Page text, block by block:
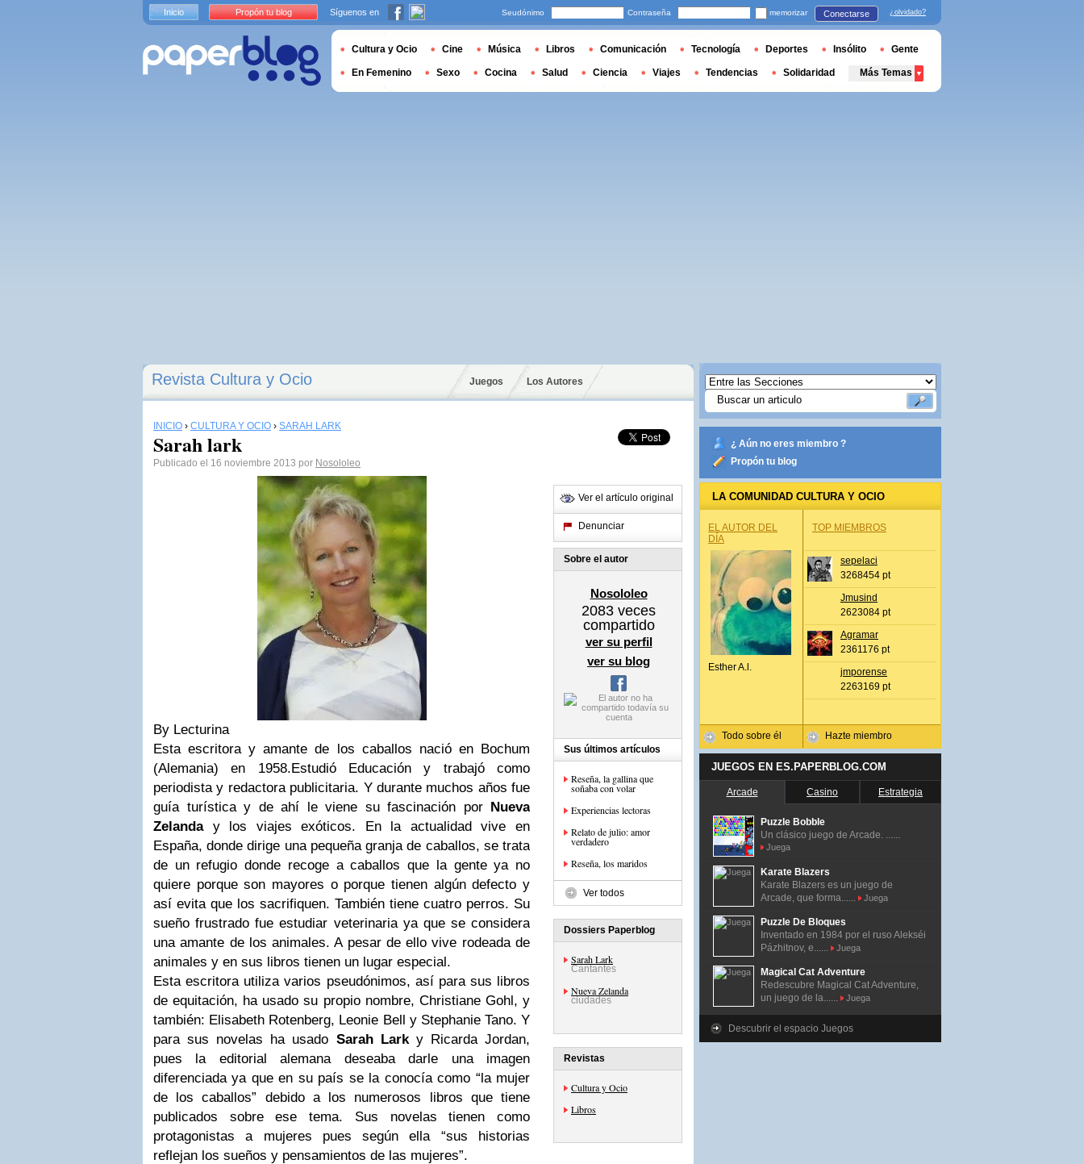
Revista Cultura y Ocio Juegos Los Autores
INICIO › CULTURA Y OCIO › SARAH LARK
Sarah lark
Publicado el 16 noviembre 2013 por Nosololeo
By Lecturina
Esta escritora y amante de los caballos nació en Bochum
(Alemania) en 1958.Estudió Educación y trabajó como
periodista y redactora publicitaria. Y durante muchos años fue
guía turística y de ahí le viene su fascinación por Nueva
Zelanday los viajes exóticos. En la actualidad vive en
España, donde dirige una pequeña granja de caballos, se trata
de un refugio donde recoge a caballos que la gente ya no
quiere porque son mayores o porque tienen algún defecto y
así evita que los sacrifiquen. También tiene cuatro perros. Su
sueño frustrado fue estudiar veterinaria ya que se considera
una amante de los animales. A pesar de ello vive rodeada de
animales y en sus libros tienen un lugar especial.
Esta escritora utiliza varios pseudónimos, así para sus libros
de equitación, ha usado su propio nombre, Christiane Gohl, y
también: Elisabeth Rotenberg, Leonie Bell y Stephanie Tano. Y
para sus novelas ha usado Sarah Larky Ricarda Jordan,
pues la editorial alemana deseaba darle una imagen
diferenciada ya que en su país se la conocía como “la mujer
de los caballos” debido a los numerosos libros que tiene
publicados sobre ese tema. Sus novelas tienen como
protagonistas a mujeres pues según ella “sus historias
reflejan los sueños y pensamientos de las mujeres”.
Ver el artículo original
Denunciar
Sobre el autor
Nosololeo
2083 veces
compartido
ver su perfil
ver su blog
Sus últimos artículos
Reseña, la gallina que
soñaba con volar
Experiencias lectoras
Relato de julio: amor
verdadero
Reseña, los maridos
Ver todos
Dossiers Paperblog
Sarah Lark
Cantantes
Nueva Zelanda
ciudades
Revistas
Cultura y Ocio
Libros
¿ Aún no eres miembro ?
Propón tu blog
LA COMUNIDAD CULTURA Y OCIO
EL AUTOR DEL
DÍA
Esther A.l.
Todo sobre él
TOP MIEMBROS
sepelaci
3268454 pt
Jmusind
2623084 pt
Agramar
2361176 pt
jmporense
2263169 pt
Hazte miembro
JUEGOS EN ES.PAPERBLOG.COM
Arcade Casino Estrategia
Puzzle Bobble
Un clásico juego de Arcade. ......
Juega
Karate Blazers
Karate Blazers es un juego de
Arcade, que forma......
Juega
Puzzle De Bloques
Inventado en 1984 por el ruso Alekséi
Pázhitnov, e......
Juega
Magical Cat Adventure
Redescubre Magical Cat Adventure,
un juego de la......
Juega
Descubrir el espacio Juegos
Inicio Propón tu blog Síguenos en Seudónimo Contraseña memorizar Conectarse ¿olvidado?
Cultura y Ocio Cine Música Libros Comunicación Tecnología Deportes Insólito Gente
En Femenino Sexo Cocina Salud Ciencia Viajes Tendencias Solidaridad Más Temas